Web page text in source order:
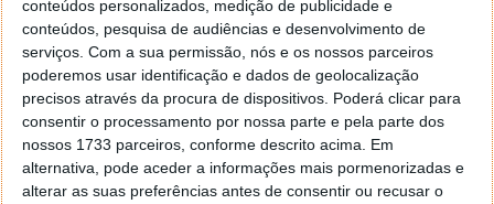
conteúdos personalizados, medição de publicidade e
conteúdos, pesquisa de audiências e desenvolvimento de
serviços. Com a sua permissão, nós e os nossos parceiros
poderemos usar identificação e dados de geolocalização
precisos através da procura de dispositivos. Poderá clicar para
consentir o processamento por nossa parte e pela parte dos
nossos 1733 parceiros, conforme descrito acima. Em
alternativa, pode aceder a informações mais pormenorizadas e
alterar as suas preferências antes de consentir ou recusar o
Mas esta poderá ser uma ótima oportunidade para
muitas pessoas. Por exemplo, os artistas de música
poderão obter algum rendimento, pois os concertos
presenciais ainda vão levar algum tempo até
voltarem a ser realizados.